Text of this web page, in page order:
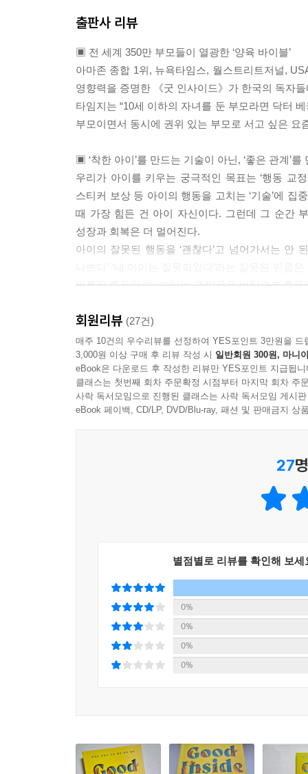
출판사 리뷰
▣ 전 세계 350만 부모들이 열광한 ‘양육 바이블’
아마존 종합 1위, 뉴욕타임스, 월스트리트저널,
영향력을 증명한 《굿 인사이드》가 한국의 독자
타임지는 “10세 이하의 자녀를 둔 부모라면 닥터
부모이면서 동시에 권위 있는 부모로 서고 싶은
▣ ‘착한 아이’를 만드는 기술이 아닌, ‘좋은 관계’
우리가 아이를 키우는 궁극적인 목표는 ‘행동 교
스티커 보상 등 아이의 행동을 고치는 ‘기술’에
때 가장 힘든 건 아이 자신이다. 그런데 그 순간
성장과 회복은 더 멀어진다.
아이의 잘못된 행동을 ‘괜찮다’고 넘어가서는 안
비롯된 훈육일 때, 아이는 그 믿음을 바탕으로 훈육
그러한 부모를 모델링해 나간다. 이 책에 담긴 10
연결에 기반함으로써, 궁극적으로 부모와 아이의
▣ 부모도 아이도 희생하지 않고 상처받지 않는다,
《굿 인사이드》는 철저히 부모와 아이의 ‘연결
다소 어려운 부탁도 들어주려 애쓴다. 자녀와의
이를 위한 전제도 있다. 부모가 자녀의 회복을
일상에서 회복된 부모라야 아이에게 다가갈 수
성장해 나가는 자녀로 키우는 방법도 안내한다.
회원리뷰 (27건)
매주 10건의 우수리뷰를 선정하여 YES포인트 3만원을 드
3,000원 이상 구매 후 리뷰 작성 시 일반회원 300원, 마니
eBook은 다운로드 후 작성한 리뷰만 YES포인트 지급됩니
클래스는 첫번째 회차 주문확정 시점부터 마지막 회차 주
사락 독서모임으로 진행된 클래스는 사락 독서모임 게시
eBook 페이백, CD/LP, DVD/Blu-ray, 패션 및 판매금지 상
27
별점별로 리뷰를 확인해 보세
0%
0%
0%
0%